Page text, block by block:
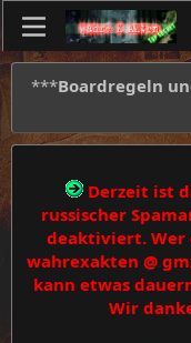
***Boardregeln
Derzeit ist
russischer
deaktiviert. Wer
wahrexakten @
kann etwas
Wir